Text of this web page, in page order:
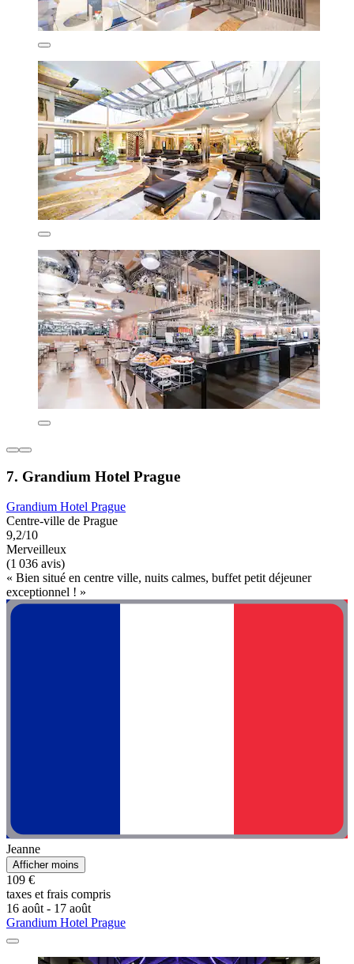
7. Grandium Hotel Prague
Grandium Hotel Prague
Centre-ville de Prague
9,2/10
Merveilleux
(1 036 avis)
« Bien situé en centre ville, nuits calmes, buffet petit déjeuner
exceptionnel ! »
Jeanne
Afficher moins
109 €
taxes et frais compris
16 août - 17 août
Grandium Hotel Prague